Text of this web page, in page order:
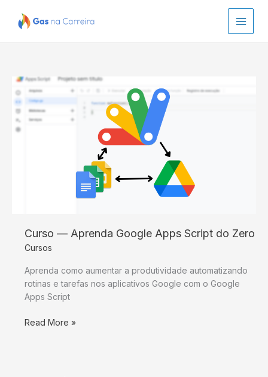
Curso — Aprenda Google Apps Script do Zero
Cursos
Aprenda como aumentar a produtividade automatizando
rotinas e tarefas nos aplicativos Google com o Google
Apps Script
Curso
—
Aprenda
Google
Read More »
h